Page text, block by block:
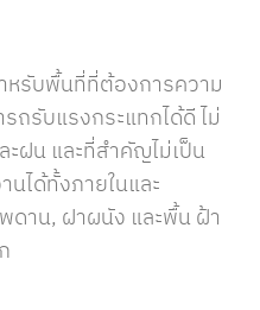
ำหรับพื้นที่ที่ต้องการความ
ถรับแรงกระแทกได้ดี ไม่
ฝน และที่สำคัญไม่เป็น
นได้ทั้งภายในและ
ดาน, ฝาผนัง และพื้น ฝ้า